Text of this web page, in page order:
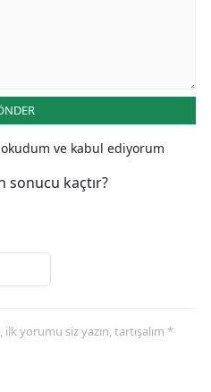
okudum ve kabul ediyorum
sonucu kaçtır?
yorumu siz yazın, tartışalım *